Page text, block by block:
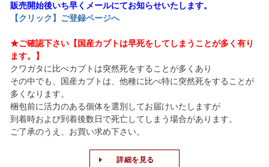
販売開始後いち早くメールにてお知らせいたします。
【クリック】ご登録ページへ
★ご確認下さい【国産カブトは早死をしてしまうことが多く有り
ます。】
クワガタに比べカブトは突然死をすることが多くあり
その中でも、国産カブトは、他種に比べ特に突然死をすることが
多くなります。
梱包前に活力のある個体を選別してお届けいたしますが
到着時および到着後数日で死亡してしまう場合があります。
ご了承のうえ、お買い求め下さい。
詳細を見る